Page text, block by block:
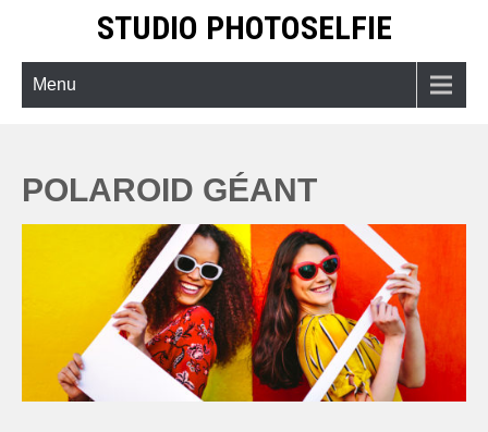
content
STUDIO PHOTOSELFIE
Menu
POLAROID GÉANT